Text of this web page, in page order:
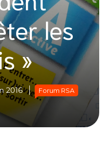
les
»
2016 Forum RSA